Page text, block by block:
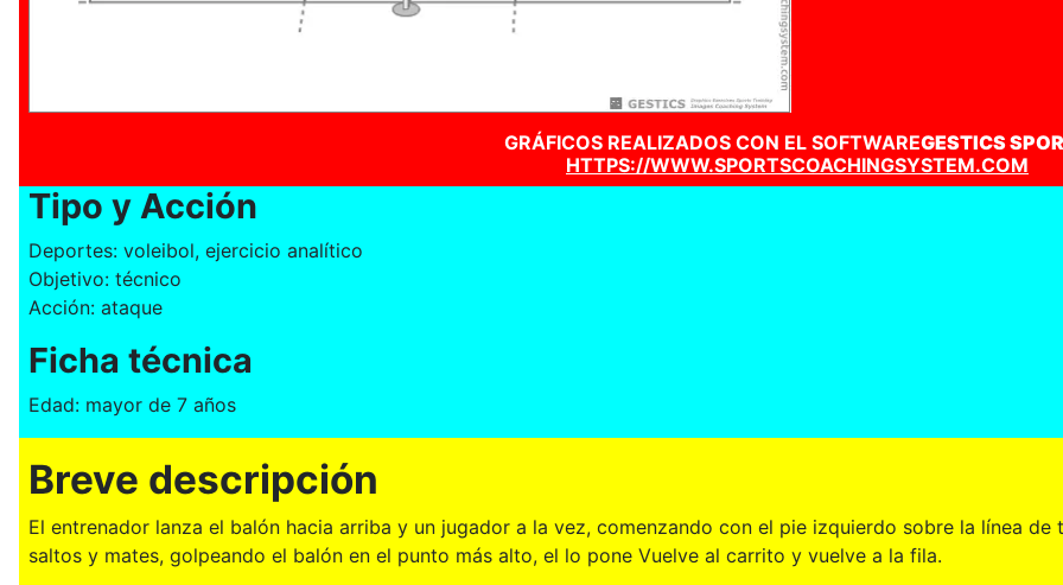
GRÁFICOS REALIZADOS CON EL SOFTWAREGESTICS
HTTPS://WWW.SPORTSCOACHINGSYSTEM.COM
Tipo y Acción
Deportes: voleibol, ejercicio analítico
Objetivo: técnico
Acción: ataque
Ficha técnica
Edad: mayor de 7 años
Breve descripción
El entrenador lanza el balón hacia arriba y un jugador a la vez, comenzando con el pie izquierdo sobre la línea
saltos y mates, golpeando el balón en el punto más alto, el lo pone Vuelve al carrito y vuelve a la fila.